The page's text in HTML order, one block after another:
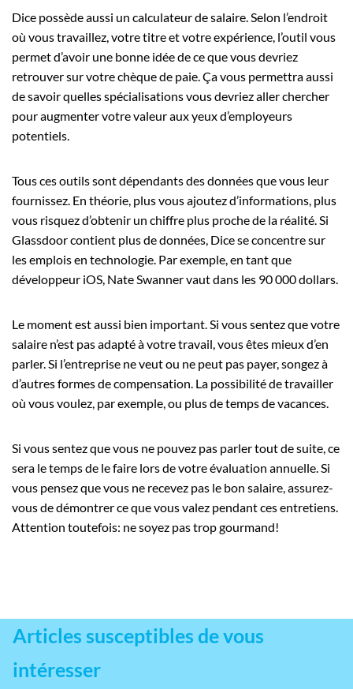
Dice possède aussi un calculateur de salaire. Selon l’endroit
où vous travaillez, votre titre et votre expérience, l’outil vous
permet d’avoir une bonne idée de ce que vous devriez
retrouver sur votre chèque de paie. Ça vous permettra aussi
de savoir quelles spécialisations vous devriez aller chercher
pour augmenter votre valeur aux yeux d’employeurs
potentiels.
Tous ces outils sont dépendants des données que vous leur
fournissez. En théorie, plus vous ajoutez d’informations, plus
vous risquez d’obtenir un chiffre plus proche de la réalité. Si
Glassdoor contient plus de données, Dice se concentre sur
les emplois en technologie. Par exemple, en tant que
développeur iOS, Nate Swanner vaut dans les 90 000 dollars.
Le moment est aussi bien important. Si vous sentez que votre
salaire n’est pas adapté à votre travail, vous êtes mieux d’en
parler. Si l’entreprise ne veut ou ne peut pas payer, songez à
d’autres formes de compensation. La possibilité de travailler
où vous voulez, par exemple, ou plus de temps de vacances.
Si vous sentez que vous ne pouvez pas parler tout de suite, ce
sera le temps de le faire lors de votre évaluation annuelle. Si
vous pensez que vous ne recevez pas le bon salaire, assurez-
vous de démontrer ce que vous valez pendant ces entretiens.
Attention toutefois: ne soyez pas trop gourmand!
Articles susceptibles de vous
intéresser